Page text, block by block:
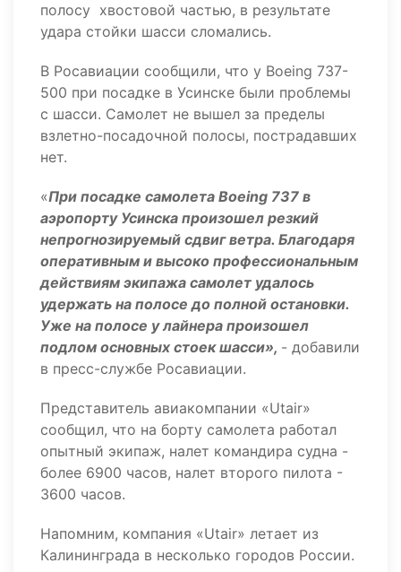
полосу хвостовой частью, в результате
удара стойки шасси сломались.
В Росавиации сообщили, что у Boeing 737-
500 при посадке в Усинске были проблемы
с шасси. Самолет не вышел за пределы
взлетно-посадочной полосы, пострадавших
нет.
«При посадке самолета Boeing 737 в
аэропорту Усинска произошел резкий
непрогнозируемый сдвиг ветра. Благодаря
оперативным и высоко профессиональным
действиям экипажа самолет удалось
удержать на полосе до полной остановки.
Уже на полосе у лайнера произошел
подлом основных стоек шасси», - добавили
в пресс-службе Росавиации.
Представитель авиакомпании «Utair»
сообщил, что на борту самолета работал
опытный экипаж, налет командира судна -
более 6900 часов, налет второго пилота -
3600 часов.
Напомним, компания «Utair» летает из
Калининграда в несколько городов России.